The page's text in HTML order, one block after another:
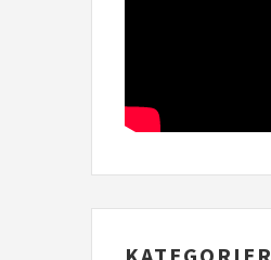
KATEGORIER